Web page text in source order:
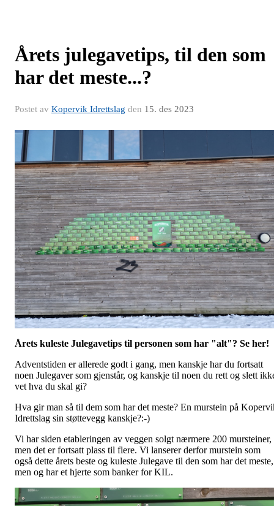
Årets julegavetips, til den som
har det meste...?
Postet av Kopervik Idrettslag den 15. des 2023
Årets kuleste Julegavetips til personen som har "alt"? Se her!
Adventstiden er allerede godt i gang, men kanskje har du fortsatt
noen Julegaver som gjenstår, og kanskje til noen du rett og slett
vet hva du skal gi?
Hva gir man så til dem som har det meste? En murstein på
Idrettslag sin støttevegg kanskje?:-)
Vi har siden etableringen av veggen solgt nærmere 200 mursteiner,
men det er fortsatt plass til flere. Vi lanserer derfor murstein som
også dette årets beste og kuleste Julegave til den som har det meste,
men og har et hjerte som banker for KIL.